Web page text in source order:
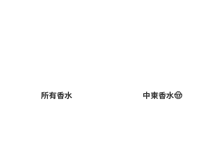
所有香水 中東香水🤠